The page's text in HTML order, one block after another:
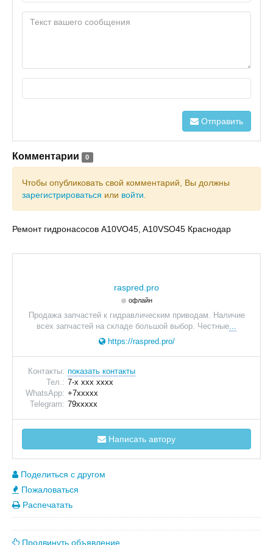
Отправить
Комментарии 0
Чтобы опубликовать свой комментарий, Вы должны
зарегистрироваться или войти
Ремонт гидронасосов A10VO45, A10VSO45 Краснодар
raspred.pro
офлайн
Продажа запчастей к гидравлическим приводам. Наличие
всех запчастей на складе большой выбор. Честные...
https://raspred.pro/
Контакты: показать контакты
Тел.: 7-x xxx xxxx
WhatsApp: +7xxxxx
Telegram: 79xxxxx
Написать автору
Поделиться с другом
Пожаловаться
Распечатать
Продвинуть объявление